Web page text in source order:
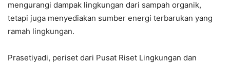
mengurangi dampak lingkungan dari sampah organik,
tetapi juga menyediakan sumber energi terbarukan yang
ramah lingkungan.
Prasetiyadi, periset dari Pusat Riset Lingkungan dan